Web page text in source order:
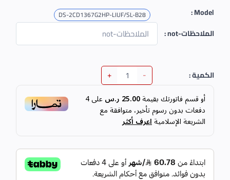
Model :
DS-2CD1367G2HP-LIUF/SL-B28
الملاحظات-not :
الكمية : -
+
أو قسم فاتورتك بقيمة25.00 ر.س على4
دفعات بدون رسوم تأخير، متوافقة مع
الشريعة الإسلاميةاعرف أكثر